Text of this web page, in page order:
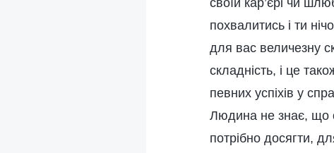
своїй кар’єрі чи
похвалитись і ти
для вас величезну
складність, і це
певних успіхів у
Людина не знає, що
потрібно досягти,